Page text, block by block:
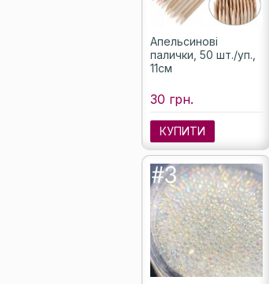
Апельсинові
палички, 50 шт./уп.,
11см
30 грн.
КУПИТИ